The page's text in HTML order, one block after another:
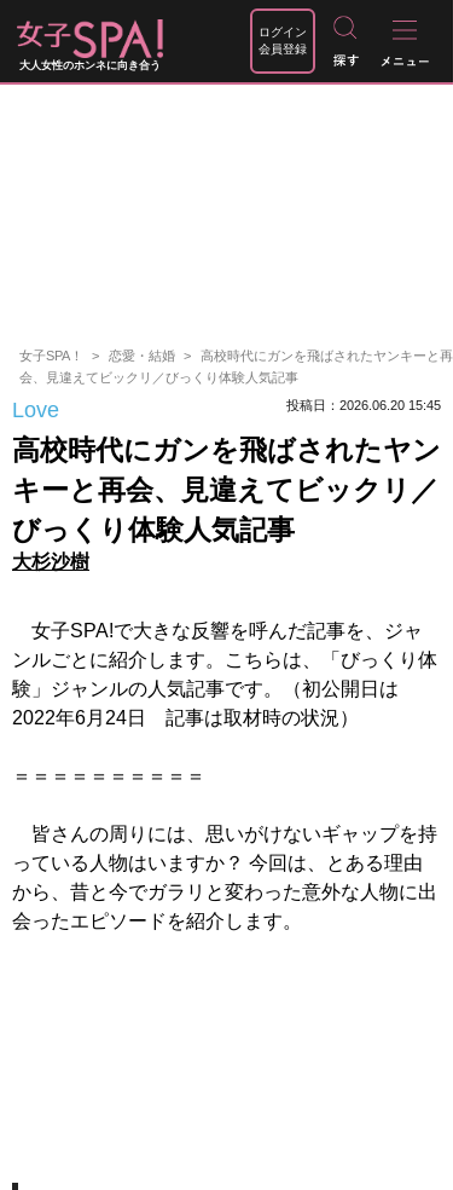
大人女性のホンネに向き合う
ログイン
会員登録
女子SPA！ 恋愛・結婚
高校時代にガンを飛ばされたヤンキーと再
会、見違えてビックリ／びっくり体験人気記事
Love 投稿日：2026.06.20 15:45
高校時代にガンを飛ばされたヤン
キーと再会、見違えてビックリ／
びっくり体験人気記事
大杉沙樹
女子SPA!で大きな反響を呼んだ記事を、ジャ
ンルごとに紹介します。こちらは、「びっくり体
験」ジャンルの人気記事です。（初公開日は
2022年6月24日 記事は取材時の状況）
＝＝＝＝＝＝＝＝＝＝
皆さんの周りには、思いがけないギャップを持
っている人物はいますか？ 今回は、とある理由
から、昔と今でガラリと変わった意外な人物に出
会ったエピソードを紹介します。